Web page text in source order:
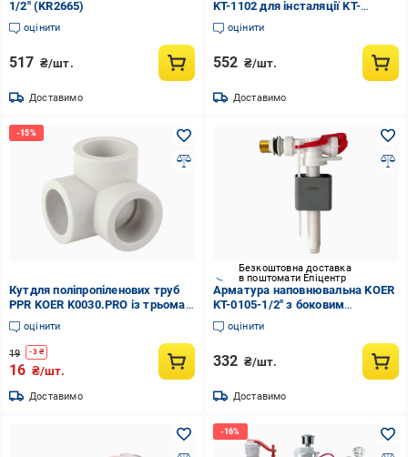
1/2" (KR2665)
оцінити
517 ₴/шт.
Доставимо
KT-1102 для інсталяції KT-
0401/KT-0403/KT-0404/KT-
0405/KT-0406 (OL-KR5721)
оцінити
552 ₴/шт.
Доставимо
Кутдля поліпропіленових труб
PPR KOER K0030.PRO із трьома
виходами 25 мм (KP0037)
оцінити
19 -3₴
16 ₴/шт.
Доставимо
Безкоштовна доставка
в поштомати Епіцентр
Арматура наповнювальна KOER
KT-0105-1/2" з боковим
підключенням та латунним
різьбленням поліпропілен (OL-
оцінити
332 ₴/шт.
Доставимо